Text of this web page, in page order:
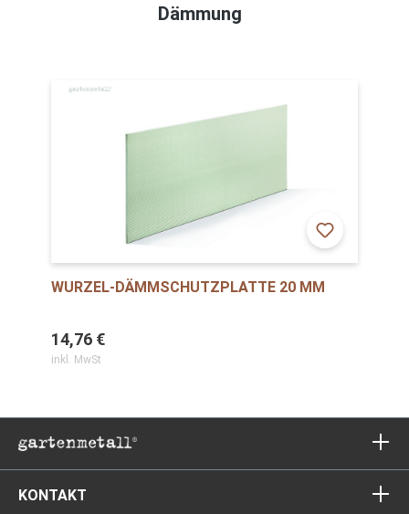
Dämmung
WURZEL-DÄMMSCHUTZPLATTE 20 MM
14,76 €
inkl. MwSt
KONTAKT